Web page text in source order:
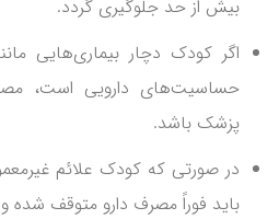
بیش از حد جلوگیری گردد.
اگر کودک دچار بیماری‌هایی
حساسیت‌های دارویی است،
پزشک باشد.
در صورتی که کودک علائم
باید فوراً مصرف دارو متوقف شده